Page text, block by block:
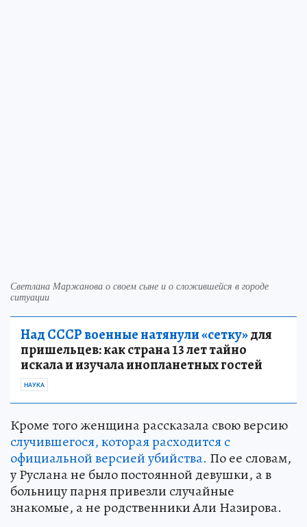
Светлана Маржанова о своем сыне и о сложившейся в городе
ситуации
Над СССР военные натянули «сетку»для
пришельцев: как страна 13 лет тайно
искала и изучала инопланетных гостей
НАУКА
Кроме того женщина рассказала свою версию
случившегося, которая расходится с
официальной версией убийства. По ее словам,
у Руслана не было постоянной девушки, а в
больницу парня привезли случайные
знакомые, а не родственники Али Назирова.